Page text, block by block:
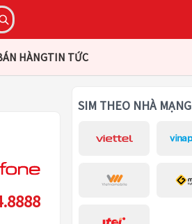
HÀNGTIN TỨC
SIM THEO NHÀ MẠNG